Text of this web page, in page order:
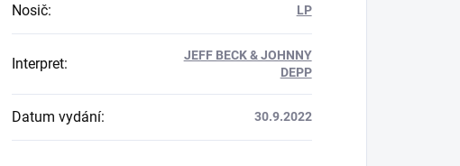
Nosič: LP
Interpret:
JEFF BECK & JOHNNY
DEPP
Datum vydání: 30.9.2022